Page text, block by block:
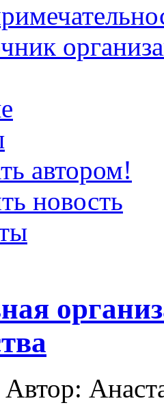
автором!
новость
Автор: